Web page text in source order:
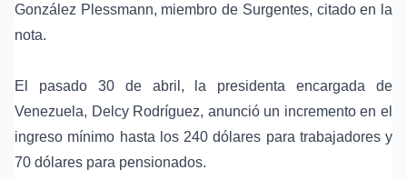
González Plessmann, miembro de Surgentes, citado en la
nota.
El pasado 30 de abril, la presidenta encargada de
Venezuela, Delcy Rodríguez, anunció un incremento en el
ingreso mínimo hasta los 240 dólares para trabajadores y
70 dólares para pensionados.